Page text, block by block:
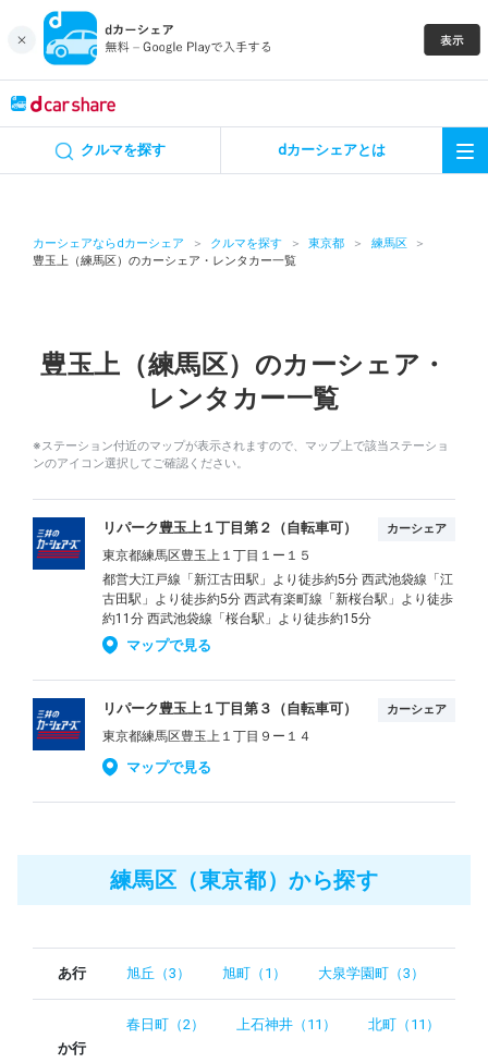
クルマを探す dカーシェアとは
カーシェアならdカーシェア クルマを探す 東京都
練馬区
豊玉上（練馬区）のカーシェア・レンタカー一覧
豊玉上（練馬区）のカーシェア・
レンタカー一覧
※ステーション付近のマップが表示されますので、マップ上で該当ステーショ
ンのアイコン選択してご確認ください。
リパーク豊玉上１丁目第２（自転車可） カーシェア
東京都練馬区豊玉上１丁目１ー１５
都営大江戸線「新江古田駅」より徒歩約5分 西武池袋線「江
古田駅」より徒歩約5分 西武有楽町線「新桜台駅」より徒歩
約11分 西武池袋線「桜台駅」より徒歩約15分
マップで見る
リパーク豊玉上１丁目第３（自転車可） カーシェア
東京都練馬区豊玉上１丁目９ー１４
マップで見る
練馬区（東京都）から探す
あ行 旭丘（3） 旭町（1） 大泉学園町（3）
か行
春日町（2） 上石神井（11） 北町（11）
カーシェア
特集
アプリの使い方